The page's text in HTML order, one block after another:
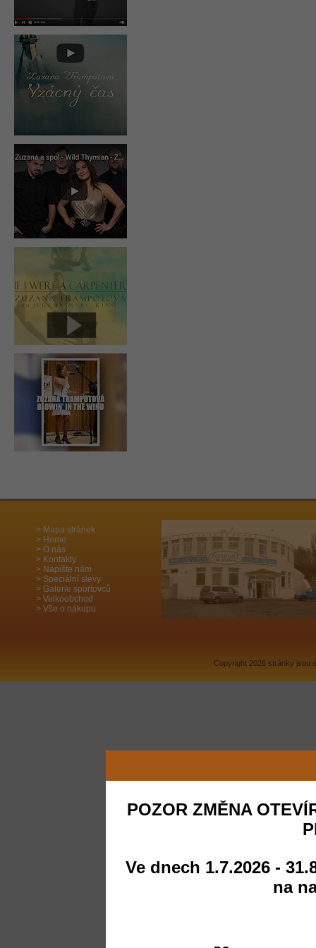
Mapa stránek
Home
O nás
Kontakty
Napište nám
Speciální slevy
Galerie sportovců
Velkoobchod
Vše o nákupu
POZOR ZMĚNA
Ve dnech 1.7.2026 -
na
Copyright 2026 stránky jsou